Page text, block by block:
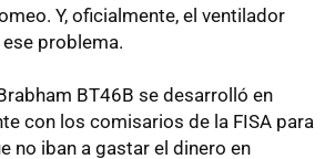
Y, oficialmente, el ventilador
problema.
BT46B se desarrolló en
con los comisarios de la FISA para
no iban a gastar el dinero en